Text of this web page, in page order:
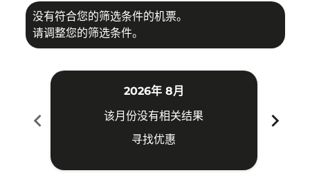
没有符合您的筛选条件的机票。
请调整您的筛选条件。
chevron_left
2026年 8月
该月份没有相关结果
寻找优惠
chevron_right